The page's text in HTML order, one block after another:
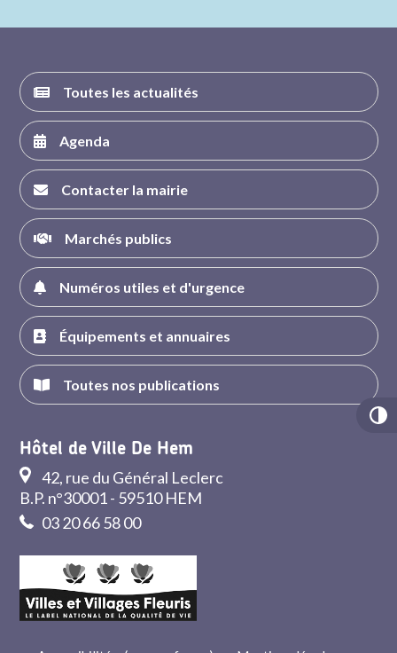
Toutes les actualités
Agenda
Contacter la mairie
Marchés publics
Numéros utiles et d'urgence
Équipements et annuaires
Toutes nos publications
Hôtel de Ville De Hem
42, rue du Général Leclerc
B.P. n°30001 - 59510 HEM
03 20 66 58 00